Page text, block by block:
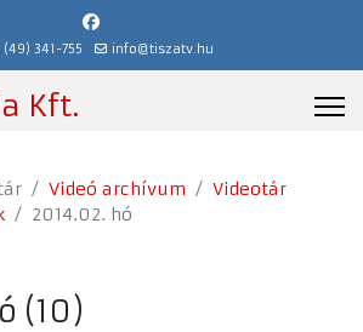
341-755 info@tiszatv.hu
Kft.
Videó archívum
Videotár
2014.02. hó
(10)